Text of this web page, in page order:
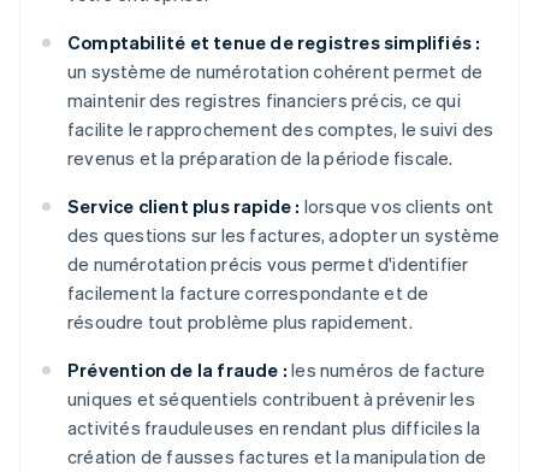
Comptabilité et tenue de registres simplifiés :
un système de numérotation cohérent permet de
maintenir des registres financiers précis, ce qui
facilite le rapprochement des comptes, le suivi des
revenus et la préparation de la période fiscale.
Service client plus rapide : lorsque vos clients ont
des questions sur les factures, adopter un système
de numérotation précis vous permet d'identifier
facilement la facture correspondante et de
résoudre tout problème plus rapidement.
Prévention de la fraude : les numéros de facture
uniques et séquentiels contribuent à prévenir les
activités frauduleuses en rendant plus difficiles la
création de fausses factures et la manipulation de